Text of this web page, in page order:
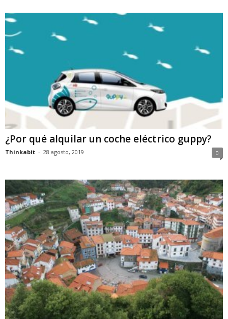
¿Por qué alquilar un coche eléctrico guppy?
Thinkabit - 28 agosto, 2019 0